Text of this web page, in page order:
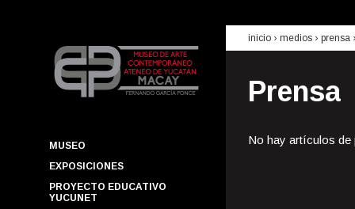
MUSEO
EXPOSICIONES
PROYECTO EDUCATIVO
YUCUNET
inicio › medios › prensa
Prensa
No hay artículos de